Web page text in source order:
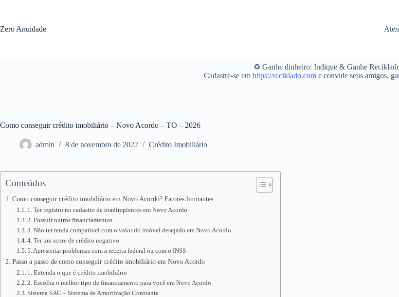
conteúdo
Zero Anuidade
♻️ Ganhe dinheiro: Indique & Ganhe
Cadastre-se em https://reciklado.come convide seus amigos,
Como conseguir crédito imobiliário – Novo Acordo – TO – 2026
admin 8 de novembro de 2022 Crédito Imobiliário
Conteúdos
Como conseguir crédito imobiliário em Novo Acordo? Fatores limitantes
1. Ter registro no cadastro de inadimplentes em Novo Acordo
2. Possuir outros financiamentos
3. Não ter renda compatível com o valor do imóvel desejado em Novo Acordo
4. Ter um score de crédito negativo
5. Apresentar problemas com a receita federal ou com o INSS
Passo a passo de como conseguir crédito imobiliário em Novo Acordo
1. Entenda o que é crédito imobiliário
2. Escolha o melhor tipo de financiamento para você em Novo Acordo
Sistema SAC – Sistema de Amortização Constante